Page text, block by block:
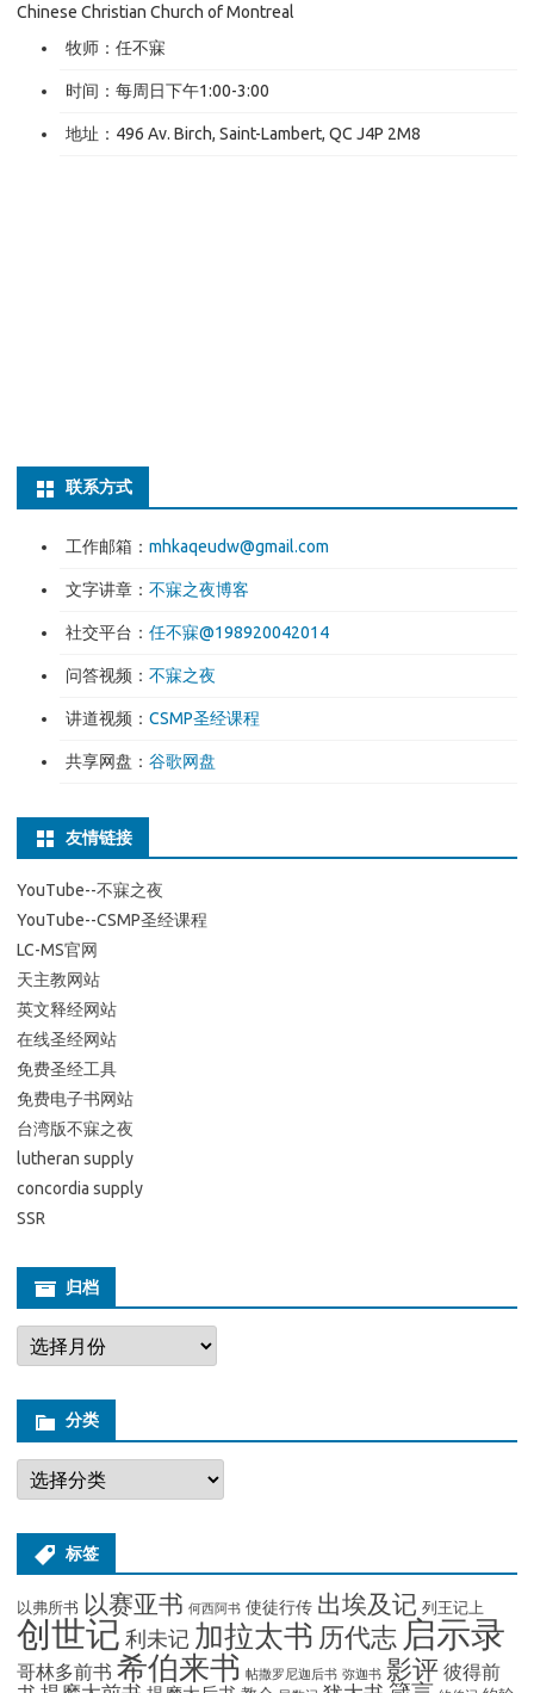
Chinese Christian Church of Montreal
牧师：任不寐
时间：每周日下午1:00-3:00
地址：496 Av. Birch, Saint-Lambert, QC J4P 2M8
联系方式
工作邮箱： mhkaqeudw@gmail.com
文字讲章： 不寐之夜博客
社交平台： 任不寐@198920042014
问答视频： 不寐之夜
讲道视频： CSMP圣经课程
共享网盘： 谷歌网盘
友情链接
YouTube--不寐之夜
YouTube--CSMP圣经课程
LC-MS官网
天主教网站
英文释经网站
在线圣经网站
免费圣经工具
免费电子书网站
台湾版不寐之夜
lutheran supply
concordia supply
SSR
归档
归
档
分类
分
类
标签
以弗所书 以赛亚书 何西阿书 使徒行传 出埃及记 列王记上
创世记 利未记 加拉太书 历代志 启示录
哥林多前书 希伯来书 帖撒罗尼迦后书 弥迦书 影评 彼得前